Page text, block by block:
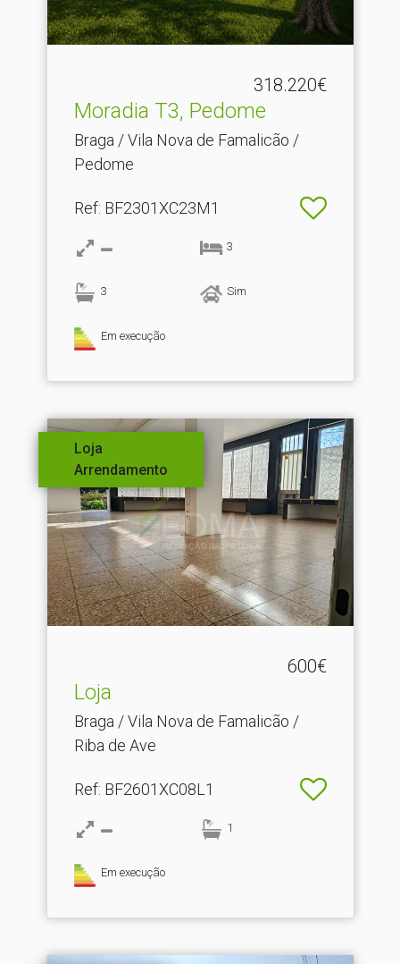
318.220€
Moradia T3, Pedome
Braga / Vila Nova de Famalicão /
Pedome
Ref: BF2301XC23M1
3
3 Sim
Em execução
Loja
Arrendamento
600€
Loja
Braga / Vila Nova de Famalicão /
Riba de Ave
Ref: BF2601XC08L1
1
Em execução